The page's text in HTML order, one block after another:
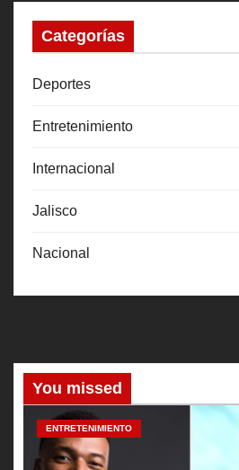
Categorías
Deportes
Entretenimiento
Internacional
Jalisco
Nacional
You missed
ENTRETENIMIENTO